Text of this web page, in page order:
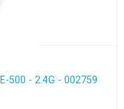
500 - 2.4G - 002759